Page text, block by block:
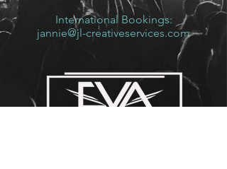
International Bookings:
jannie@jl-creativeservices.com